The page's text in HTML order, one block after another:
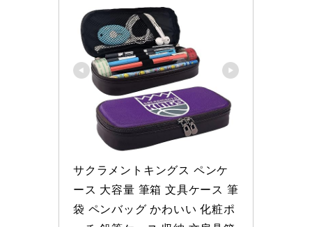
サクラメントキングス ペンケ
ース 大容量 筆箱 文具ケース 筆
袋 ペンバッグ かわいい 化粧ポ